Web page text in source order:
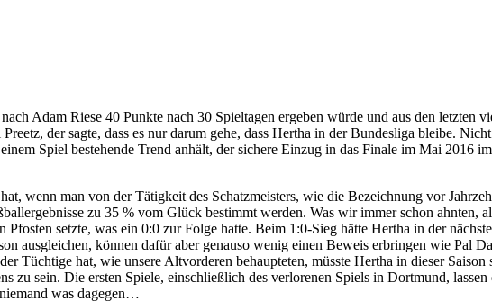
Adam Riese 40 Punkte nach 30 Spieltagen ergeben würde und aus den letzten
der sagte, dass es nur darum gehe, dass Hertha in der Bundesliga bleibe.
Spiel bestehende Trend anhält, der sichere Einzug in das Finale im Mai 2016
wenn man von der Tätigkeit des Schatzmeisters, wie die Bezeichnung vor
zu 35 % vom Glück bestimmt werden. Was wir immer schon ahnten,
setzte, was ein 0:0 zur Folge hatte. Beim 1:0-Sieg hätte Hertha in der
ausgleichen, können dafür aber genauso wenig einen Beweis erbringen wie Pal
Tüchtige hat, wie unsere Altvorderen behaupteten, müsste Hertha in dieser Saison
zu sein. Die ersten Spiele, einschließlich des verlorenen Spiels in Dortmund,
was dagegen…